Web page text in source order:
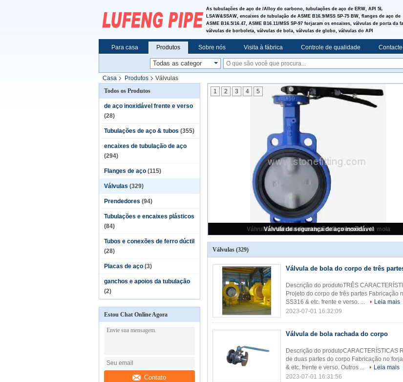
As tubulações de aço de /Alloy do carbono, tubulações de aço de ERW, API 5L
LSAW&SSAW, encaixes de tubulação de ASME B16.9/MSS SP-75 BW, flanges de aço de
ASME B16.5/16.47, ASME B16.11/MSS SP-97 forjaram os encaixes, válvulas de porta da
válvulas de borboleta, válvulas de bola, válvulas de globo, válvulas do API
Para casa Produtos Sobre nós Visita à fábrica Controle de qualidade
Casa Produtos
Válvulas
Todos os Produtos
de aço inoxidável frente e verso
(28)
Tubulações de aço & tubos (355)
encaixes de tubulação de aço
(294)
Flanges de aço (115)
Válvulas (329)
Prendedores (94)
Tubulações e encaixes plásticos
(84)
Tubos e conexões de ferro dúctil
(28)
Placas de aço (3)
ganchos e apoios da tubulação
(2)
Estou Chat Online Agora
Contato
válvula de borboleta
1 2 3 4 5
Válvulas (329)
Válvula de bola do corpo de três
Descrição do produtoTRÊS
Projeto do corpo de três partes Fabricação
SS316 & etc. frente e verso. ...
Leia mais
2023-07-01 16:32:09
Válvula de bola rachada do corpo
Descrição do produtoCARACTERÍSTICAS
de duas partes do corpo Fabricação no
& etc. frente e verso. Outros ...
Leia mais
2023-07-01 16:31:56